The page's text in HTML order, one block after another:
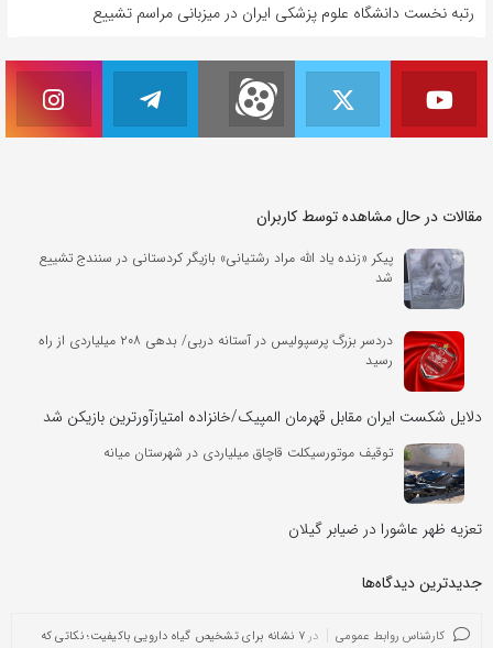
رتبه نخست دانشگاه علوم پزشکی ایران در میزبانی مراسم تشییع
مقالات در حال مشاهده توسط کاربران
پیکر «زنده یاد الله مراد رشتیانی» بازیگر کردستانی در سنندج تشییع
شد
دردسر بزرگ پرسپولیس در آستانه دربی/ بدهی ۲۰۸ میلیاردی از راه
رسید
دلایل شکست ایران مقابل قهرمان المپیک/خانزاده امتیازآورترین بازیکن شد
توقیف موتورسیکلت قاچاق میلیاردی در شهرستان میانه
تعزیه ظهر عاشورا در ضیابر گیلان
جدیدترین دیدگاه‌‌ها
کارشناس روابط عمومی در
۷ نشانه برای تشخیص گیاه دارویی باکیفیت؛ نکاتی که